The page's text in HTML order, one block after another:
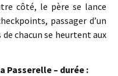
côté, le père se lance
passager d’un
chacun se heurtent aux
Passerelle – durée :